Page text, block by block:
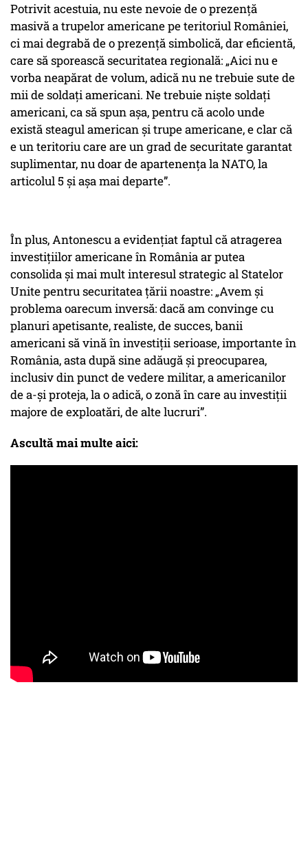
Potrivit acestuia, nu este nevoie de o prezență
masivă a trupelor americane pe teritoriul României,
ci mai degrabă de o prezență simbolică, dar eficientă,
care să sporească securitatea regională: „Aici nu e
vorba neapărat de volum, adică nu ne trebuie sute de
mii de soldați americani. Ne trebuieniștesoldați
americani, ca să spun așa, pentru că acolo unde
există steagul american și trupe americane, e clar că
e un teritoriu care are un grad de securitate garantat
suplimentar, nu doar de apartenența la NATO, la
articolul 5 și așa mai departe”.
În plus, Antonescu a evidențiat faptul că atragerea
investițiilor americane în România ar putea
consolida și mai mult interesul strategic al Statelor
Unite pentru securitatea țării noastre: „Avem și
problema oarecum inversă: dacă am convinge cu
planuri apetisante, realiste, de succes, banii
americani să vină în investiții serioase, importante în
România, asta după sine adăugă și preocuparea,
inclusiv din punct de vedere militar, a americanilor
de a-și proteja, la o adică, o zonă în care au investiții
majore de exploatări, de alte lucruri”.
Ascultă mai multe aici: